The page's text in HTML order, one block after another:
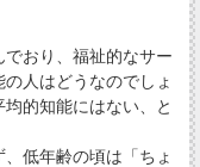
おり、福祉的なサー
人はどうなのでしょ
的知能にはない、と
低年齢の頃は「ちょ